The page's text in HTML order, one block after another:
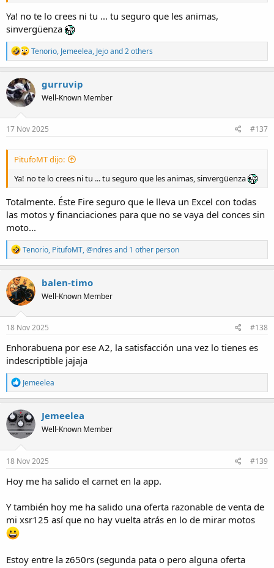
Ya! no te lo crees ni tu ... tu seguro que les animas,
sinvergüenza
R
e
a
c
i
n
s
Tenorio, Jemeelea, Jejoand 2 others
gurruvip
Well-Known Member
17 Nov 2025 #137
PitufoMT dijo:
Ya! no te lo crees ni tu ... tu seguro que les animas, sinvergüenza
Totalmente. Éste Fire seguro que le lleva un Excel con todas
las motos y financiaciones para que no se vaya del conces sin
moto...
R
e
a
c
t
i
o
n
s
Tenorio, PitufoMT,@ndres and 1 other person
balen-timo
Well-Known Member
18 Nov 2025 #138
Enhorabuena por ese A2, la satisfacción una vez lo tienes es
indescriptible jajaja
R
e
a
c
t
i
o
n
s
Jemeelea
Jemeelea
Well-Known Member
18 Nov 2025 #139
Hoy me ha salido el carnet en la app.
Y también hoy me ha salido una oferta razonable de venta de
mi xsr125 así que no hay vuelta atrás en lo de mirar motos
Estoy entre la z650rs (segunda pata o pero alguna oferta